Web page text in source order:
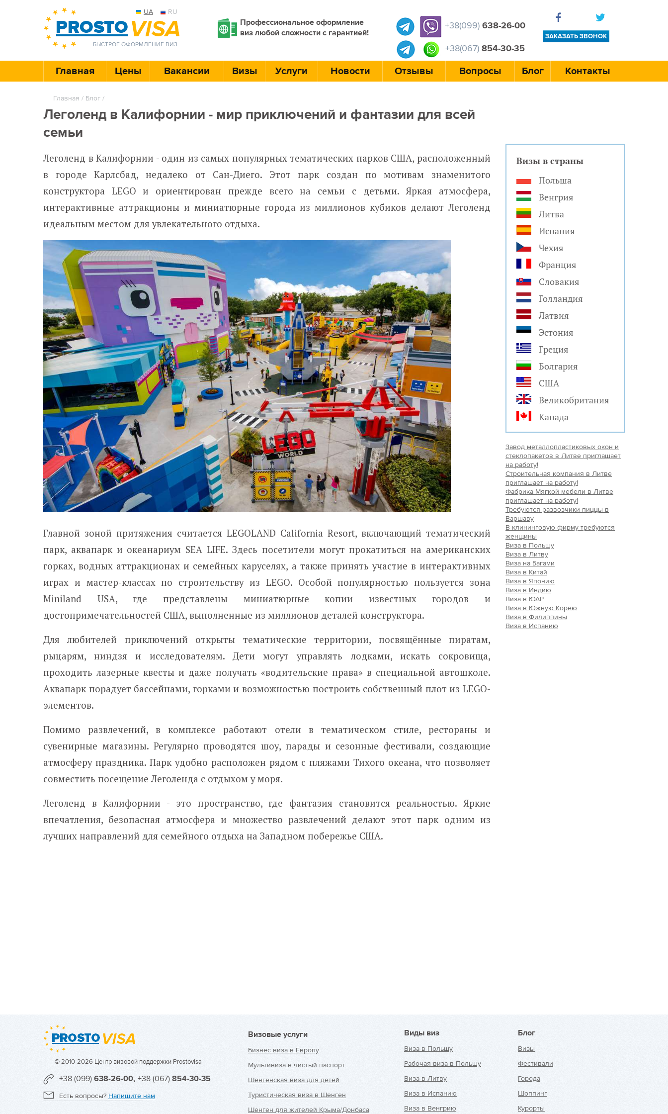
UA RU
БЫСТРОЕ ОФОРМЛЕНИЕ ВИЗ
Профессиональное оформление
виз любой сложности с гарантией!
+38(099) 638-26-00
+38(067) 854-30-35
ЗАКАЗАТЬ ЗВОНОК
Главная Цены Вакансии Визы Услуги Новости Отзывы Вопросы Блог Контакты
Главная / Блог /
Леголенд в Калифорнии - мир приключений и фантазии для всей
семьи
Леголенд в Калифорнии - один из самых популярных тематических парков США, расположенный
в городе Карлсбад, недалеко от Сан-Диего. Этот парк создан по мотивам знаменитого
конструктора LEGO и ориентирован прежде всего на семьи с детьми. Яркая атмосфера,
интерактивные аттракционы и миниатюрные города из миллионов кубиков делают Леголенд
идеальным местом для увлекательного отдыха.
Главной зоной притяжения считается LEGOLAND California Resort, включающий тематический
парк, аквапарк и океанариум SEA LIFE. Здесь посетители могут прокатиться на американских
горках, водных аттракционах и семейных каруселях, а также принять участие в интерактивных
играх и мастер-классах по строительству из LEGO. Особой популярностью пользуется зона
Miniland USA, где представлены миниатюрные копии известных городов и
достопримечательностей США, выполненные из миллионов деталей конструктора.
Для любителей приключений открыты тематические территории, посвящённые пиратам,
рыцарям, ниндзя и исследователям. Дети могут управлять лодками, искать сокровища,
проходить лазерные квесты и даже получать «водительские права» в специальной автошколе.
Аквапарк порадует бассейнами, горками и возможностью построить собственный плот из LEGO-
элементов.
Помимо развлечений, в комплексе работают отели в тематическом стиле, рестораны и
сувенирные магазины. Регулярно проводятся шоу, парады и сезонные фестивали, создающие
атмосферу праздника. Парк удобно расположен рядом с пляжами Тихого океана, что позволяет
совместить посещение Леголенда с отдыхом у моря.
Леголенд в Калифорнии - это пространство, где фантазия становится реальностью. Яркие
впечатления, безопасная атмосфера и множество развлечений делают этот парк одним из
лучших направлений для семейного отдыха на Западном побережье США.
Визы в страны
Польша
Венгрия
Литва
Испания
Чехия
Франция
Словакия
Голландия
Латвия
Эстония
Греция
Болгария
США
Великобритания
Канада
Завод металлопластиковых окон и
стеклопакетов в Литве приглашает
на работу!
Строительная компания в Литве
приглашает на работу!
Фабрика Мягкой мебели в Литве
приглашает на работу!
Требуются развозчики пиццы в
Варшаву
В клининговую фирму требуются
женщины
Виза в Польшу
Виза в Литву
Виза на Багами
Виза в Китай
Виза в Японию
Виза в Индию
Виза в ЮАР
Виза в Южную Корею
Виза в Филиппины
Виза в Испанию
© 2010-2026 Центр визовой поддержки Prostovisa
+38 (099) 638-26-00, +38 (067) 854-30-35
Есть вопросы? Напишите нам
Визовые услуги
Бизнес виза в Европу
Мультивиза в чистый паспорт
Шенгенская виза для детей
Туристическая виза в Шенген
Шенген для жителей Крыма/Донбаса
Виды виз
Виза в Польшу
Рабочая виза в Польшу
Виза в Литву
Виза в Испанию
Виза в Венгрию
Блог
Визы
Фестивали
Города
Шоппинг
Курорты